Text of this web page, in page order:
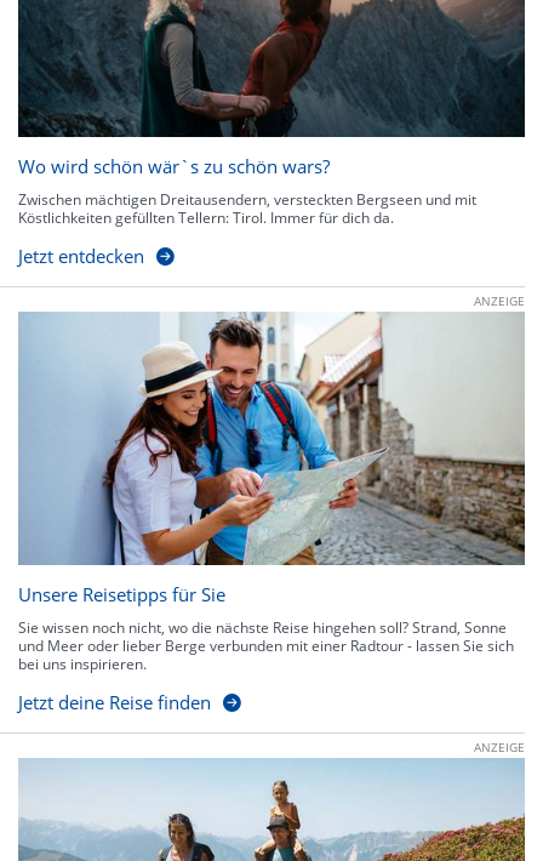
Wo wird schön wär`s zu schön wars?
Zwischen mächtigen Dreitausendern, versteckten Bergseen und mit
Köstlichkeiten gefüllten Tellern: Tirol. Immer für dich da.
Jetzt entdecken
ANZEIGE
Unsere Reisetipps für Sie
Sie wissen noch nicht, wo die nächste Reise hingehen soll? Strand, Sonne
und Meer oder lieber Berge verbunden mit einer Radtour - lassen Sie sich
bei uns inspirieren.
Jetzt deine Reise finden
ANZEIGE